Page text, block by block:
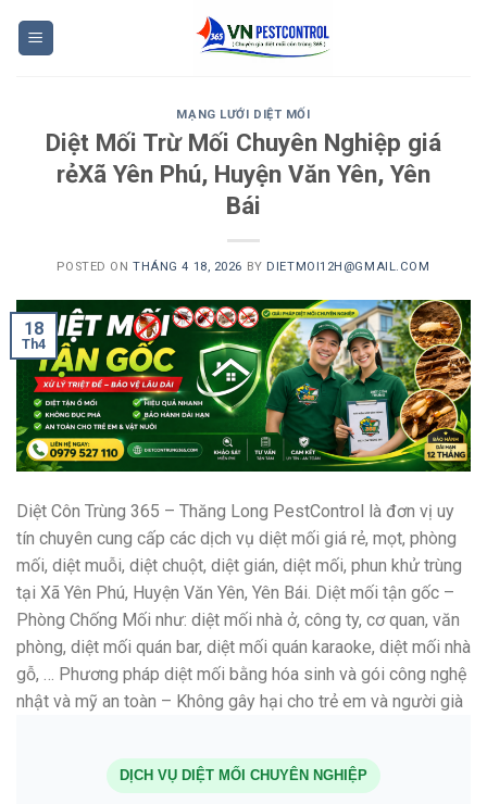
MẠNG LƯỚI DIỆT MỐI
Diệt Mối Trừ Mối Chuyên Nghiệp giá
rẻXã Yên Phú, Huyện Văn Yên, Yên
Bái
POSTED ONTHÁNG 4 18, 2026 BY DIETMOI12H@GMAIL.COM
18
Th4
Diệt Côn Trùng 365 – Thăng Long PestControl là đơn vị uy
tín chuyên cung cấp các dịch vụ diệt mối giá rẻ, mọt, phòng
mối, diệt muỗi, diệt chuột, diệt gián, diệt mối, phun khử trùng
tại Xã Yên Phú, Huyện Văn Yên, Yên Bái. Diệt mối tận gốc –
Phòng Chống Mối như: diệt mối nhà ở, công ty, cơ quan, văn
phòng, diệt mối quán bar, diệt mối quán karaoke, diệt mối nhà
gỗ, … Phương pháp diệt mối bằng hóa sinh và gói công nghệ
nhật và mỹ an toàn – Không gây hại cho trẻ em và người già
DỊCH VỤ DIỆT MỐI CHUYÊN NGHIỆP